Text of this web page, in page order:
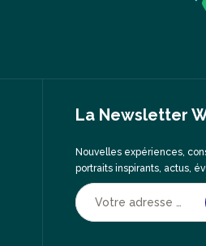
La Newsletter
Nouvelles expériences,
portraits inspirants, actus,